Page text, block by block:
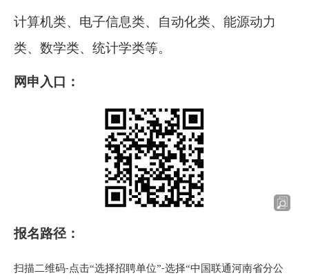
计算机类、电子信息类、自动化类、能源动力
类、数学类、统计学类等。
网申入口：
报名路径：
扫描二维码- 点击“选择招聘单位”-选择“中国联通河南省分公